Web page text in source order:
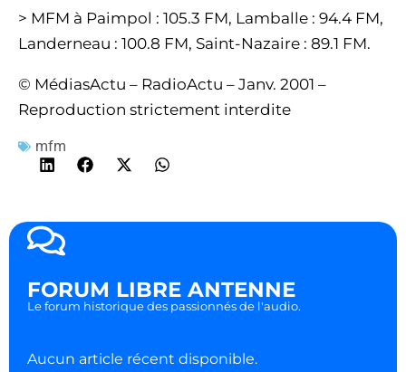
> MFM à Paimpol : 105.3 FM, Lamballe : 94.4 FM,
Landerneau : 100.8 FM, Saint-Nazaire : 89.1 FM.
© MédiasActu – RadioActu – Janv. 2001 –
Reproduction strictement interdite
mfm
FORUM LIBRE ANTENNE
Le forum historique des passionnés de l'audio.
Aucun article récent disponible.